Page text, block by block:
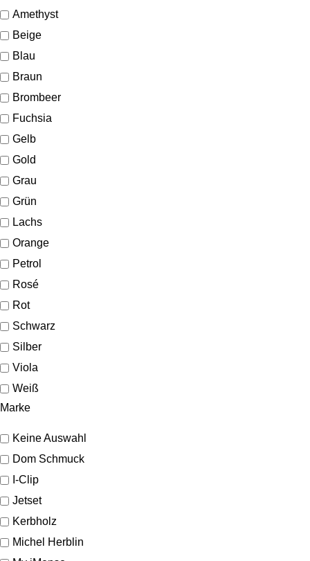
Amethyst
Beige
Blau
Braun
Brombeer
Fuchsia
Gelb
Gold
Grau
Grün
Lachs
Orange
Petrol
Rosé
Rot
Schwarz
Silber
Viola
Weiß
Marke
Keine Auswahl
Dom Schmuck
I-Clip
Jetset
Kerbholz
Michel Herblin